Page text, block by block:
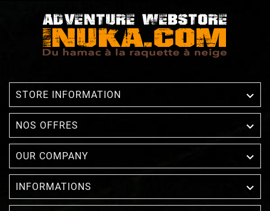
STORE INFORMATION 
NOS OFFRES 
OUR COMPANY 
INFORMATIONS 